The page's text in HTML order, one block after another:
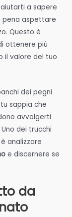
a sapere
pena aspettare
Questo è
ottenere più
il valore del tuo
dei pegni
sappia che
avvolgerti
dei trucchi
analizzare
e discernere se
da